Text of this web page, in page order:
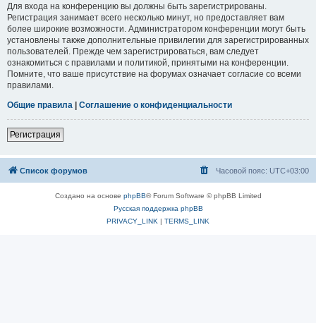
Для входа на конференцию вы должны быть зарегистрированы.
Регистрация занимает всего несколько минут, но предоставляет вам
более широкие возможности. Администратором конференции могут быть
установлены также дополнительные привилегии для зарегистрированных
пользователей. Прежде чем зарегистрироваться, вам следует
ознакомиться с правилами и политикой, принятыми на конференции.
Помните, что ваше присутствие на форумах означает согласие со всеми
правилами.
Общие правила | Соглашение о конфиденциальности
Регистрация
Список форумов Часовой пояс: UTC+03:00
Создано на основе phpBB® Forum Software © phpBB Limited
Русская поддержка phpBB
PRIVACY_LINK | TERMS_LINK